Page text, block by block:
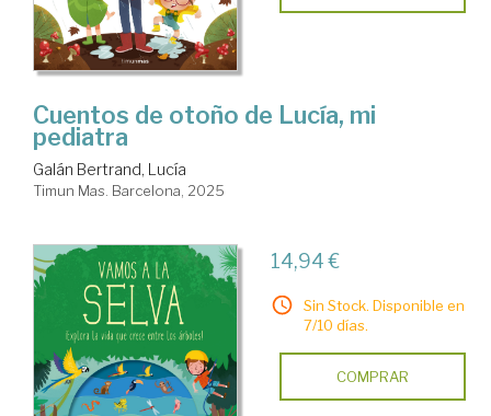
Cuentos de otoño de Lucía, mi
pediatra
Galán Bertrand, Lucía
Timun Mas. Barcelona, 2025
14,94 €
Sin Stock. Disponible en
7/10 días.
COMPRAR